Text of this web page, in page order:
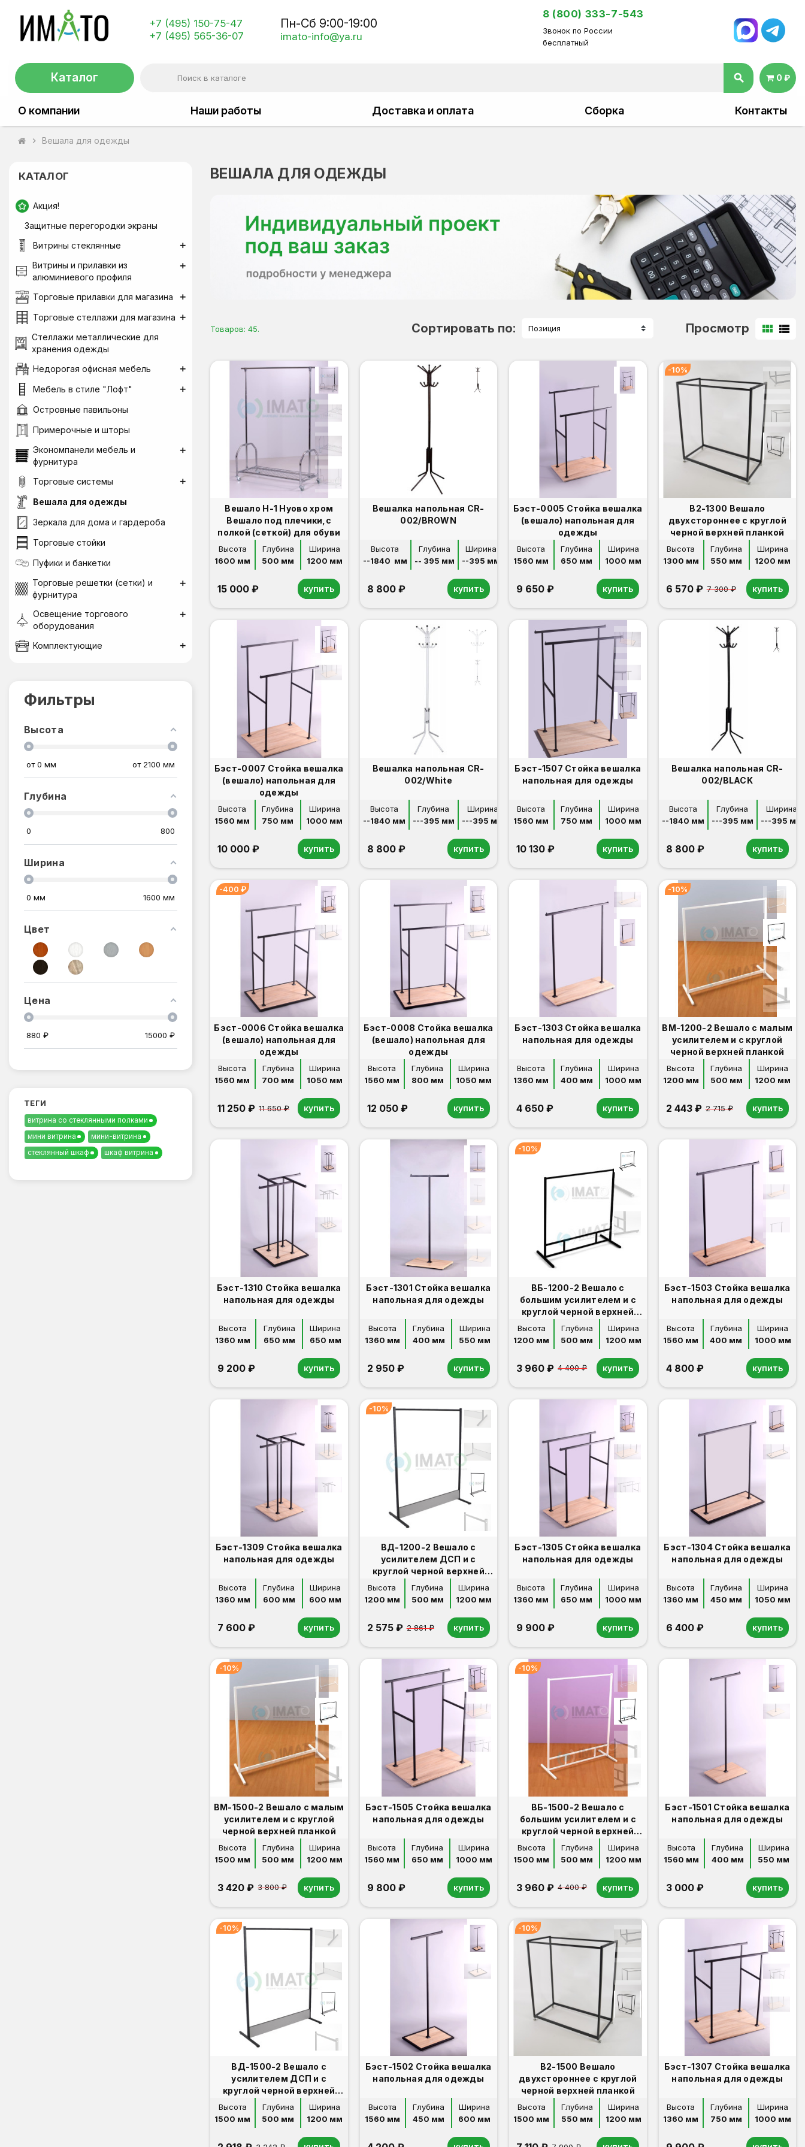
+7 (495) 150-75-47
+7 (495) 565-36-07
Пн-Сб 9:00-19:00
imato-info@ya.ru
8 (800) 333-7-543
Звонок по России
бесплатный
Каталог search 0 ₽
О компании Наши работы Доставка и оплата Сборка Контакты
chevron_right Вешала для одежды
КАТАЛОГ
Акция!
Защитные перегородки экраны
Витрины стеклянные
Витрины и прилавки из
алюминиевого профиля
Торговые прилавки для магазина
Торговые стеллажи для магазина
Стеллажи металлические для
хранения одежды
Недорогая офисная мебель
Мебель в стиле "Лофт"
Островные павильоны
Примерочные и шторы
Экономпанели мебель и
фурнитура
Торговые системы
Вешала для одежды
Зеркала для дома и гардероба
Торговые стойки
Пуфики и банкетки
Торговые решетки (сетки) и
фурнитура
Освещение торгового
оборудования
Комплектующие
Фильтры
Высота
от0 мм от 2100 мм
Глубина
0 800
Ширина
0 мм 1600 мм
Цвет
Цена
880 ₽ 15000 ₽
ТЕГИ
витрина со стеклянными полками
мини витрина
мини-витрина
стеклянный шкаф
шкаф витрина
ВЕШАЛА ДЛЯ ОДЕЖДЫ
Сортировать по: Позиция Просмотр view_module view_list
Товаров: 45.
Вешало Н-1 Нуово хром
Вешало под плечики,с
полкой (сеткой) для обуви
Высота
1600 мм
Глубина
500 мм
Ширина
1200 мм
15 000 ₽ купить
Вешалка напольная CR-
002/BROWN
Высота
--1840  мм
Глубина
-- 395 мм
Ширина
--395 мм
8 800 ₽ купить
Бэст-0005 Стойка вешалка
(вешало) напольная для
одежды
Высота
1560 мм
Глубина
650 мм
Ширина
1000 мм
9 650 ₽ купить
-10%
В2-1300 Вешало
двухстороннее с круглой
черной верхней планкой
Высота
1300 мм
Глубина
550 мм
Ширина
1200 мм
6 570 ₽ 7 300 ₽ купить
Бэст-0007 Стойка вешалка
(вешало) напольная для
одежды
Высота
1560 мм
Глубина
750 мм
Ширина
1000 мм
10 000 ₽ купить
Вешалка напольная CR-
002/White
Высота
--1840 мм
Глубина
---395 мм
Ширина
---395 мм
8 800 ₽ купить
Бэст-1507 Стойка вешалка
напольная для одежды
Высота
1560 мм
Глубина
750 мм
Ширина
1000 мм
10 130 ₽ купить
Вешалка напольная CR-
002/BLACK
Высота
--1840 мм
Глубина
---395 мм
Ширина
---395 мм
8 800 ₽ купить
-400 ₽
Бэст-0006 Стойка вешалка
(вешало) напольная для
одежды
Высота
1560 мм
Глубина
700 мм
Ширина
1050 мм
11 250 ₽ 11 650 ₽ купить
Бэст-0008 Стойка вешалка
(вешало) напольная для
одежды
Высота
1560 мм
Глубина
800 мм
Ширина
1050 мм
12 050 ₽ купить
Бэст-1303 Стойка вешалка
напольная для одежды
Высота
1360 мм
Глубина
400 мм
Ширина
1000 мм
4 650 ₽ купить
-10%
ВМ-1200-2 Вешало с малым
усилителем и с круглой
черной верхней планкой
Высота
1200 мм
Глубина
500 мм
Ширина
1200 мм
2 443 ₽ 2 715 ₽ купить
Бэст-1310 Стойка вешалка
напольная для одежды
Высота
1360 мм
Глубина
650 мм
Ширина
650 мм
9 200 ₽ купить
Бэст-1301 Стойка вешалка
напольная для одежды
Высота
1360 мм
Глубина
400 мм
Ширина
550 мм
2 950 ₽ купить
-10%
ВБ-1200-2 Вешало с
большим усилителем и с
круглой черной верхней
планкой
Высота
1200 мм
Глубина
500 мм
Ширина
1200 мм
3 960 ₽ 4 400 ₽ купить
Бэст-1503 Стойка вешалка
напольная для одежды
Высота
1560 мм
Глубина
400 мм
Ширина
1000 мм
4 800 ₽ купить
Бэст-1309 Стойка вешалка
напольная для одежды
Высота
1360 мм
Глубина
600 мм
Ширина
600 мм
7 600 ₽ купить
-10%
ВД-1200-2 Вешало с
усилителем ДСП и с
круглой черной верхней
планкой
Высота
1200 мм
Глубина
500 мм
Ширина
1200 мм
2 575 ₽ 2 861 ₽ купить
Бэст-1305 Стойка вешалка
напольная для одежды
Высота
1360 мм
Глубина
650 мм
Ширина
1000 мм
9 900 ₽ купить
Бэст-1304 Стойка вешалка
напольная для одежды
Высота
1360 мм
Глубина
450 мм
Ширина
1050 мм
6 400 ₽ купить
-10%
ВМ-1500-2 Вешало с малым
усилителем и с круглой
черной верхней планкой
Высота
1500 мм
Глубина
500 мм
Ширина
1200 мм
3 420 ₽ 3 800 ₽ купить
Бэст-1505 Стойка вешалка
напольная для одежды
Высота
1560 мм
Глубина
650 мм
Ширина
1000 мм
9 800 ₽ купить
-10%
ВБ-1500-2 Вешало с
большим усилителем и с
круглой черной верхней
планкой
Высота
1500 мм
Глубина
500 мм
Ширина
1200 мм
3 960 ₽ 4 400 ₽ купить
Бэст-1501 Стойка вешалка
напольная для одежды
Высота
1560 мм
Глубина
400 мм
Ширина
550 мм
3 000 ₽ купить
-10%
ВД-1500-2 Вешало с
усилителем ДСП и с
круглой черной верхней
планкой
Высота
1500 мм
Глубина
500 мм
Ширина
1200 мм
Бэст-1502 Стойка вешалка
напольная для одежды
Высота
1560 мм
Глубина
450 мм
Ширина
600 мм
-10%
В2-1500 Вешало
двухстороннее с круглой
черной верхней планкой
Высота
1500 мм
Глубина
550 мм
Ширина
1200 мм
Бэст-1307 Стойка вешалка
напольная для одежды
Высота
1360 мм
Глубина
750 мм
Ширина
1000 мм